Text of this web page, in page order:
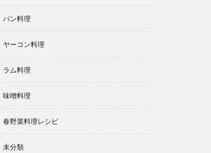
パン料理
ヤーコン料理
ラム料理
味噌料理
春野菜料理レシピ
未分類